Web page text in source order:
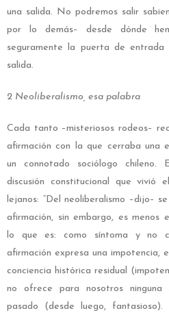
una salida. No podremos salir
por lo demás– desde dónde
seguramente la puerta de
salida.
2 Neoliberalismo, esa palabra
Cada tanto –misteriosos rodeos–
afirmación con la que cerraba una
un connotado sociólogo
discusión constitucional que vivió
lejanos: “Del neoliberalismo –dijo–
afirmación, sin embargo, es menos
lo que es: como síntoma y no
afirmación expresa una impotencia,
conciencia histórica residual
no ofrece para nosotros ninguna
pasado (desde luego,